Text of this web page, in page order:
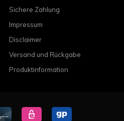
Sichere Zahlung
Impressum
Disclaimer
Versand und Rückgabe
Produktinformation